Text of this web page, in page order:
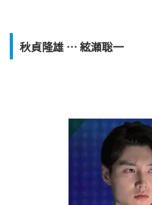
秋貞隆雄 … 絃瀬聡一